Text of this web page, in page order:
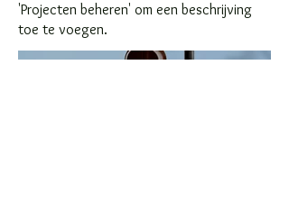
'Projecten beheren' om een beschrijving
toe te voegen.